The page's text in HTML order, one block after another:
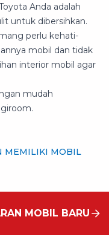
Anda adalah
untuk dibersihkan.
perlu kehati-
mobil dan tidak
interior mobil agar
mudah
MEMILIKI MOBIL
MOBIL BARU